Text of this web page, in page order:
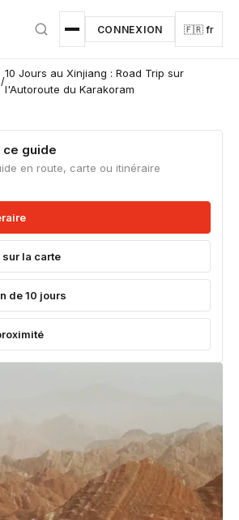
CONNEXION 🇫🇷 fr
/
10 Jours au Xinjiang : Road Trip sur
l'Autoroute du Karakoram
ce guide
en route, carte ou itinéraire
la carte
de 10 jours